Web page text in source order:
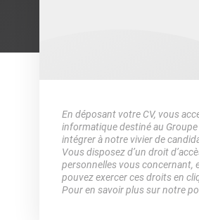
En déposant votre CV, vous
informatique destiné au
intégrer à notre vivier de
Vous disposez d’un droit
personnelles vous concernant,
pouvez exercer ces droits en
Pour en savoir plus sur notre